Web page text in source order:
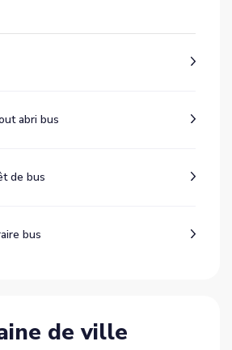
abri bus
de bus
bus
de ville